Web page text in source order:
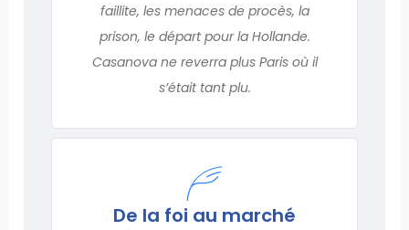
faillite, les menaces de procès, la
prison, le départ pour la Hollande.
Casanova ne reverra plus Paris où il
s’était tant plu.
De la foi au marché